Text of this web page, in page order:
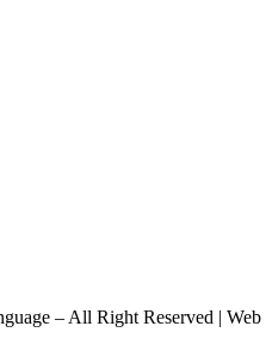
– All Right Reserved | Web